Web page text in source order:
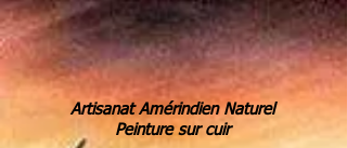
Artisanat Amérindien Naturel
Peinture sur cuir